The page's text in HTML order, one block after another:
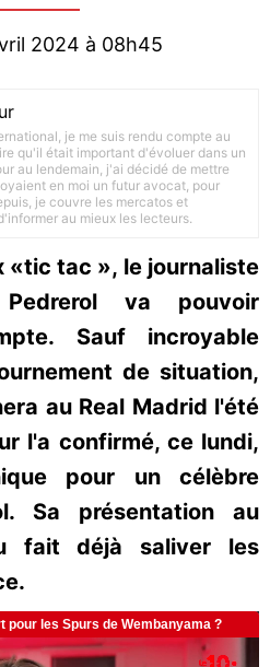
2024 à 08h45
je me suis rendu compte au
qu'il était important d'évoluer dans un
au lendemain, j'ai décidé de mettre
en moi un futur avocat, pour
je couvre les mercatos et
au mieux les lecteurs.
«tic tac », le journaliste
va pouvoir
Sauf incroyable
de situation,
au Real Madrid l'été
l'a confirmé, ce lundi,
pour un célèbre
Sa présentation au
fait déjà saliver les